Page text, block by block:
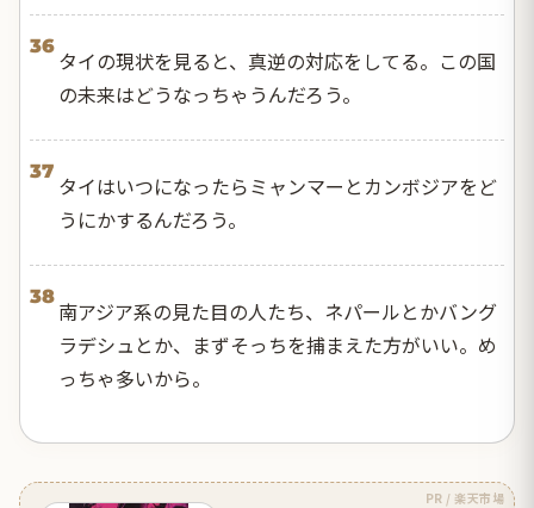
36
タイの現状を見ると、真逆の対応をしてる。この国
の未来はどうなっちゃうんだろう。
37
タイはいつになったらミャンマーとカンボジアをど
うにかするんだろう。
38
南アジア系の見た目の人たち、ネパールとかバング
ラデシュとか、まずそっちを捕まえた方がいい。め
っちゃ多いから。
PR / 楽天市場